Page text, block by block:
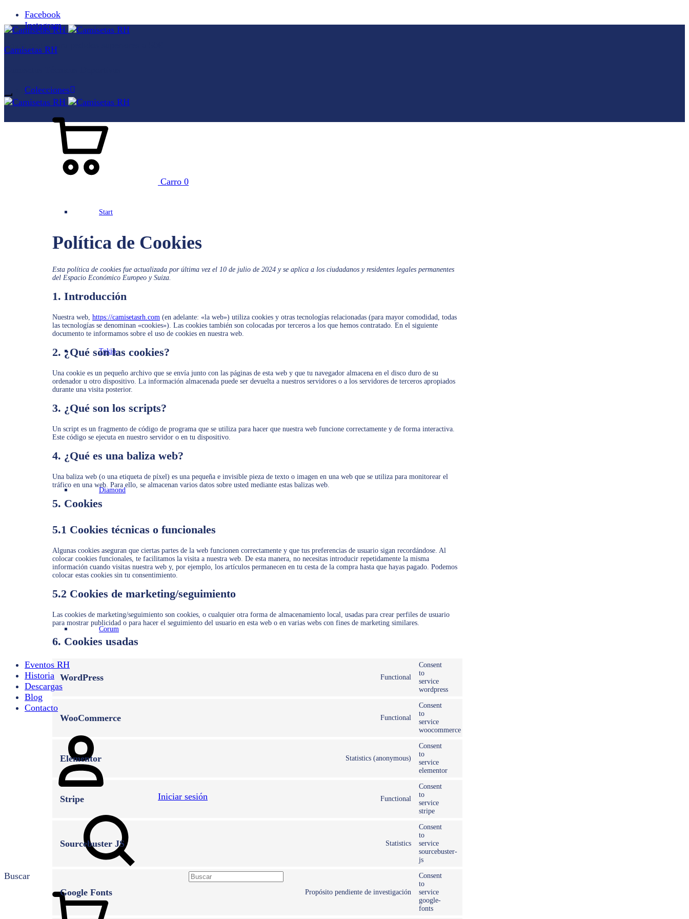
Facebook
Instagram
Envío gratis para pedidos superiores a 50€
Camisetas RH
Colecciones
Start
Tokio
Diamond
Corum
Eventos RH
Historia
Descargas
Blog
Contacto
Iniciar sesión
Buscar
Carro 0
Política de Cookies
Esta política de cookies fue actualizada por última vez el 10 de julio de 2024 y se aplica a los ciudadanos y residentes legales permanentes
del Espacio Económico Europeo y Suiza.
1. Introducción
Nuestra web, https://camisetasrh.com (en adelante: «la web») utiliza cookies y otras tecnologías relacionadas (para mayor comodidad, todas
las tecnologías se denominan «cookies»). Las cookies también son colocadas por terceros a los que hemos contratado. En el siguiente
documento te informamos sobre el uso de cookies en nuestra web.
2. ¿Qué son las cookies?
Una cookie es un pequeño archivo que se envía junto con las páginas de esta web y que tu navegador almacena en el disco duro de su
ordenador u otro dispositivo. La información almacenada puede ser devuelta a nuestros servidores o a los servidores de terceros apropiados
durante una visita posterior.
3. ¿Qué son los scripts?
Un script es un fragmento de código de programa que se utiliza para hacer que nuestra web funcione correctamente y de forma interactiva.
Este código se ejecuta en nuestro servidor o en tu dispositivo.
4. ¿Qué es una baliza web?
Una baliza web (o una etiqueta de píxel) es una pequeña e invisible pieza de texto o imagen en una web que se utiliza para monitorear el
tráfico en una web. Para ello, se almacenan varios datos sobre usted mediante estas balizas web.
5. Cookies
5.1 Cookies técnicas o funcionales
Algunas cookies aseguran que ciertas partes de la web funcionen correctamente y que tus preferencias de usuario sigan recordándose. Al
colocar cookies funcionales, te facilitamos la visita a nuestra web. De esta manera, no necesitas introducir repetidamente la misma
información cuando visitas nuestra web y, por ejemplo, los artículos permanecen en tu cesta de la compra hasta que hayas pagado. Podemos
colocar estas cookies sin tu consentimiento.
5.2 Cookies de marketing/seguimiento
Las cookies de marketing/seguimiento son cookies, o cualquier otra forma de almacenamiento local, usadas para crear perfiles de usuario
para mostrar publicidad o para hacer el seguimiento del usuario en esta web o en varias webs con fines de marketing similares.
6. Cookies usadas
WordPress Functional
Consent
to
service
wordpress
WooCommerce Functional
Consent
to
service
woocommerce
Elementor Statistics (anonymous)
Consent
to
service
elementor
Stripe Functional
Consent
to
service
stripe
Sourcebuster JS Statistics
Consent
to
service
sourcebuster-
js
Google Fonts Propósito pendiente de investigación
Consent
to
service
google-
fonts